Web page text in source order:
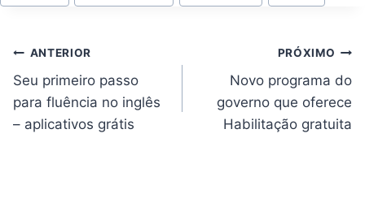
Navegação
Post
ANTERIOR
Seu primeiro passo
para fluência no inglês
– aplicativos grátis
PRÓXIMO
Novo programa do
governo que oferece
Habilitação gratuita